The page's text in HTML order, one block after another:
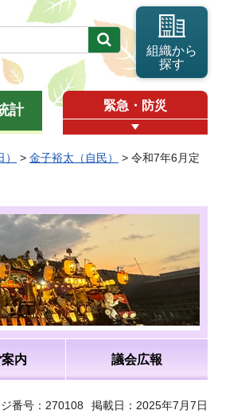
組織から
探す
計 緊急・防災
> 金子裕太（自民）
> 令和7年6月定
内 議会広報
番号：270108 掲載日：2025年7月7日